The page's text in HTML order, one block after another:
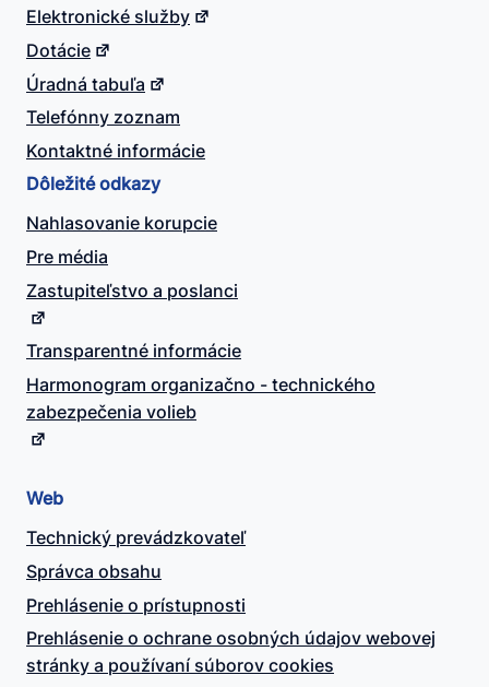
Elektronické služby
Dotácie
Úradná tabuľa
Telefónny zoznam
Kontaktné informácie
Dôležité odkazy
Nahlasovanie korupcie
Pre média
Zastupiteľstvo a poslanci
Transparentné informácie
Harmonogram organizačno - technického
zabezpečenia volieb
Web
Technický prevádzkovateľ
Správca obsahu
Prehlásenie o prístupnosti
Prehlásenie o ochrane osobných údajov webovej
stránky a používaní súborov cookies